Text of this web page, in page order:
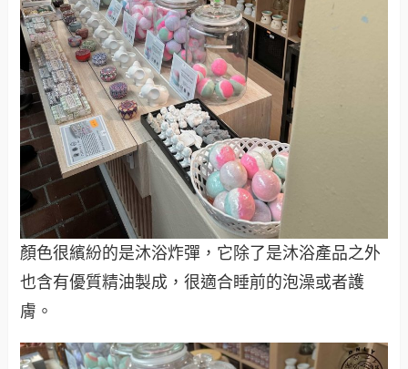
顏色很繽紛的是沐浴炸彈，它除了是沐浴產品之外
也含有優質精油製成，很適合睡前的泡澡或者護
膚。